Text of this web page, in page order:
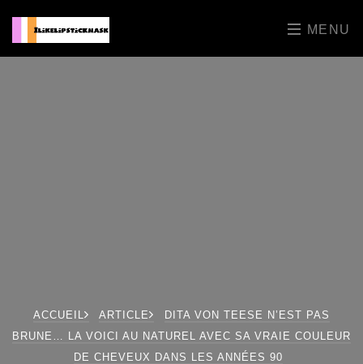
MENU
ACCUEIL ARTICLE
DITA VON TEESE N’EST PAS
BRUNE… LA VOICI AU NATUREL AVEC SA VRAIE COULEUR
DE CHEVEUX DANS LES ANNÉES 90